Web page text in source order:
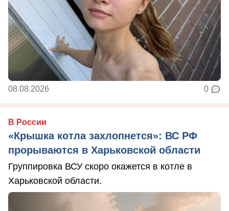
08.08.2026 0
В России
«Крышка котла захлопнется»: ВС РФ
прорываются в Харьковской области
Группировка ВСУ скоро окажется в котле в
Харьковской области.